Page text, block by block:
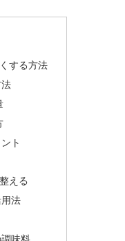
する方法
ト
える
法